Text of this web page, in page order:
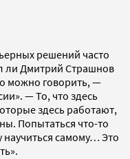
решений часто
ли Дмитрий Страшнов
можно говорить, —
— То, что здесь
здесь работают,
Попытаться что-то
научиться самому… Это